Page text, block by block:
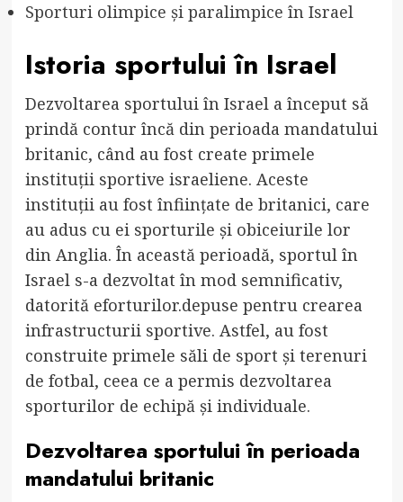
Sporturi olimpice și paralimpice în Israel
Istoria sportului în Israel
Dezvoltarea sportului în Israel a început să
prindă contur încă din perioada mandatului
britanic, când au fost create primele
instituții sportive israeliene. Aceste
instituții au fost înființate de britanici, care
au adus cu ei sporturile și obiceiurile lor
din Anglia. În această perioadă, sportul în
Israel s-a dezvoltat în mod semnificativ,
datorită eforturilor.depuse pentru crearea
infrastructurii sportive. Astfel, au fost
construite primele săli de sport și terenuri
de fotbal, ceea ce a permis dezvoltarea
sporturilor de echipă și individuale.
Dezvoltarea sportului în perioada
mandatului britanic